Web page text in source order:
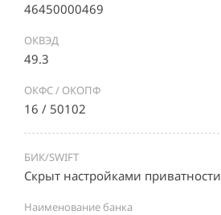
46450000469
ОКВЭД
49.3
ОКФС / ОКОПФ
16 / 50102
БИК/SWIFT
Скрыт настройками приватности
Наименование банка